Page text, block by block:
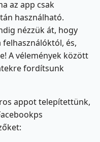
az app csak
használható.
nézzük át, hogy
és,
A vélemények között
fordítsunk
appot telepítettünk,